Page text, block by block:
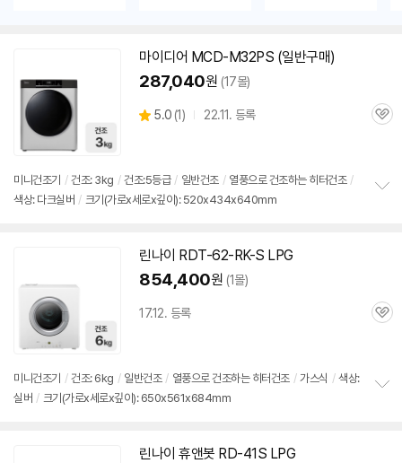
마이디어 MCD-M32PS (일반구매)
287,040원 (17몰)
별
5.0 (상
뷰
1) 22.11. 등록
관
미니건조기 / 건조: 3kg / 건조:5등급 / 일반건조 / 열풍으로 건조하는 히터건조 /
색상: 다크실버 / 크기(가로x세로x깊이): 520x434x640mm
린나이 RDT-62-RK-S LPG
854,400원 (1몰)
17.12. 등록
관
미니건조기 / 건조: 6kg / 일반건조 / 열풍으로 건조하는 히터건조 / 가스식 / 색상:
실버 / 크기(가로x세로x깊이): 650x561x684mm
린나이 휴앤봇 RD-41S LPG